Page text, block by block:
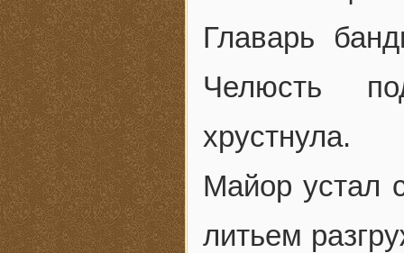
Главарь
Челюсть
хрустнула.
Майор устал
литьем